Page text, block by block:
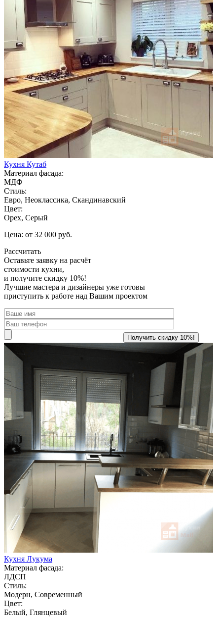
Кухня Кутаб
Материал фасада:
МДФ
Стиль:
Евро, Неоклассика, Скандинавский
Цвет:
Орех, Серый
Цена: от 32 000 руб.
Рассчитать
Оставьте заявку на расчёт
стоимости кухни,
и получите скидку 10%!
Лучшие мастера и дизайнеры уже готовы
приступить к работе над Вашим проектом
Кухня Лукума
Материал фасада:
ЛДСП
Стиль:
Модерн, Современный
Цвет:
Белый, Глянцевый